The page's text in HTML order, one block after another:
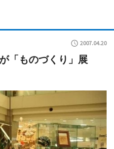
2007.04.20
「ものづくり」展